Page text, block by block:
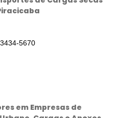
5670
em Empresas de